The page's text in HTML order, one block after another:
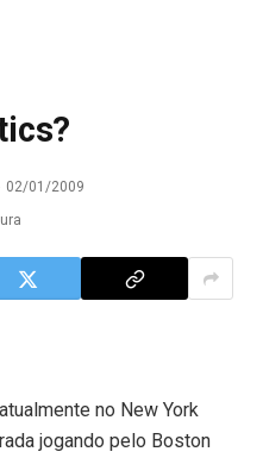
02/01/2009
no New York
jogando pelo Boston